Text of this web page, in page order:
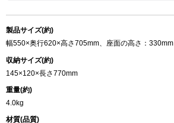
製品サイズ(約)
幅550×奥行620×高さ705mm、座面の高さ：330mm
収納サイズ(約)
145×120×長さ770mm
重量(約)
4.0kg
材質(品質)